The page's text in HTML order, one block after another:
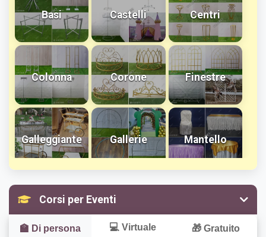
Basi Castelli Centri
Colonna Corone Finestre
Galleggiante Gallerie Mantello
Marcos Mobilia
Corsi per Eventi
🏫 Di persona 💻Virtuale 🎁 Gratuito